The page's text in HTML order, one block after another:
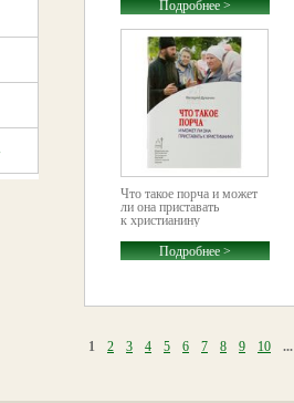
Подробнее >
Что такое порча и может
ли она приставать
к христианину
Подробнее >
1 2 3 4 5 6 7 8 9 10 ...